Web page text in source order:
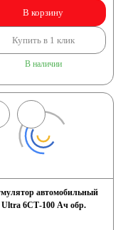
В корзину
Купить в 1 клик
В наличии
автомобильный
6СТ-100 Ач обр.